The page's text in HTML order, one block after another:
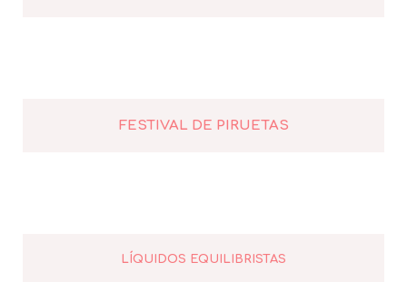
FESTIVAL DE PIRUETAS
LÍQUIDOS EQUILIBRISTAS